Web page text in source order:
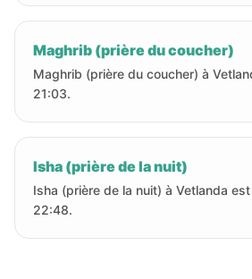
Maghrib (prière du coucher)
Maghrib (prière du coucher) à
21:03.
Isha (prière de la nuit)
Isha (prière de la nuit) à Vetlanda
22:48.